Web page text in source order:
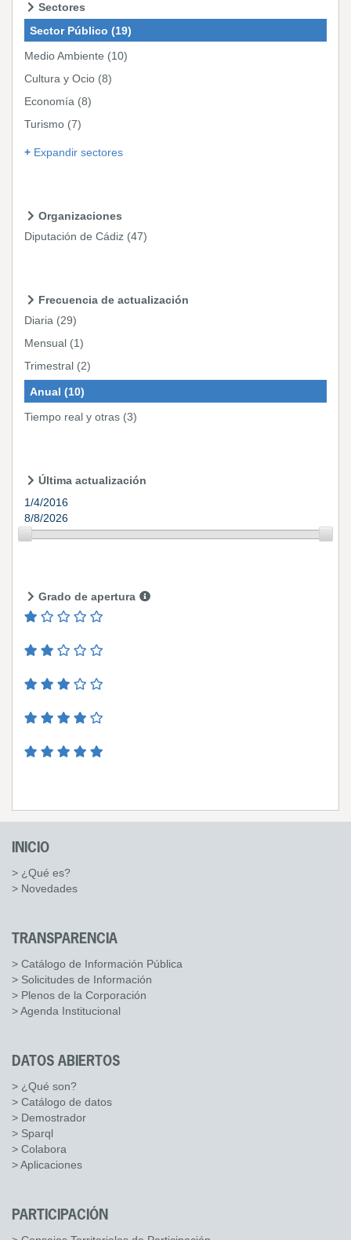
Sectores
Sector Público (19)
Medio Ambiente (10)
Cultura y Ocio (8)
Economía (8)
Turismo (7)
Expandir sectores
Organizaciones
Diputación de Cádiz (47)
Frecuencia de actualización
Diaria (29)
Mensual (1)
Trimestral (2)
Anual (10)
Tiempo real y otras (3)
Última actualización
1/4/2016
8/8/2026
Grado de apertura
INICIO
> ¿Qué es?
> Novedades
TRANSPARENCIA
> Catálogo de Información Pública
> Solicitudes de Información
> Plenos de la Corporación
> Agenda Institucional
DATOS ABIERTOS
> ¿Qué son?
> Catálogo de datos
> Demostrador
> Sparql
> Colabora
> Aplicaciones
PARTICIPACIÓN